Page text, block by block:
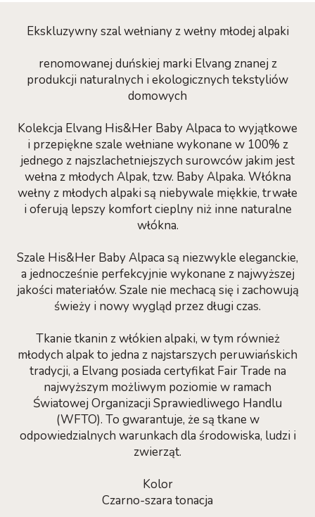
Ekskluzywny szal wełniany z wełny młodej alpaki
renomowanej duńskiej marki Elvang znanej z
produkcji naturalnych i ekologicznych tekstyliów
domowych
Kolekcja Elvang His&Her Baby Alpaca to wyjątkowe
i przepiękne szale wełniane wykonane w 100% z
jednego z najszlachetniejszych surowców jakim jest
wełna z młodych Alpak, tzw. Baby Alpaka. Włókna
wełny z młodych alpaki są niebywale miękkie, trwałe
i oferują lepszy komfort cieplny niż inne naturalne
włókna.
Szale His&Her Baby Alpaca są niezwykle eleganckie,
a jednocześnie perfekcyjnie wykonane z najwyższej
jakości materiałów. Szale nie mechacą się i zachowują
świeży i nowy wygląd przez długi czas.
Tkanie tkanin z włókien alpaki, w tym również
młodych alpak to jedna z najstarszych peruwiańskich
tradycji, a Elvang posiada certyfikat Fair Trade na
najwyższym możliwym poziomie w ramach
Światowej Organizacji Sprawiedliwego Handlu
(WFTO). To gwarantuje, że są tkane w
odpowiedzialnych warunkach dla środowiska, ludzi i
zwierząt.
Kolor
Czarno-szara tonacja